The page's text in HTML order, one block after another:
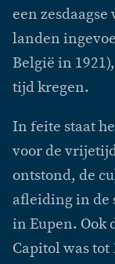
een
landen
België in
tijd kregen.
In feite staat
voor de
ontstond, de
afleiding in de
in Eupen. Ook
Capitol was tot